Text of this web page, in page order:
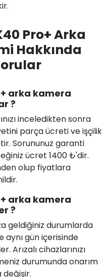
Pro+ Arka
Hakkında
arka kamera
?
inceledikten sonra
parça ücreti ve işçilik
Sorununuz garanti
ücret 1400 ₺'dir.
olup fiyatlara
arka kamera
?
geldiğiniz durumlarda
aynı gün içerisinde
Arızalı cihazlarınızı
durumunda onarım
değişir.